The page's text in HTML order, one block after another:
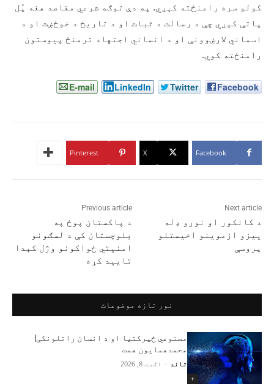
کولو سره رامنځته کېږي. په دې توګه شرعي مقاصد هغه پُل
پاتې کېږي چې د رسالت د ثبات او د تاریخ د خوځښت او د
اسماني لارښوونې او د انساني اجتهاد ترمنځ پیوستون
رامنځته کوي.
Facebook
Twitter
LinkedIn
E-mail
Facebook
X
Pinterest
Previous article
د پاکستان پوځ په
بلوچستان کې د لسګونو
امنیتي ځواکونو وژل کېدا
تایید کړه
Next article
د کانکور او نورو ډله
ییزو ازموینو اخیستلو
پروسې
نور تازه موضوعات
+
مصنوعي ځیرکتیا او د انسان راتلونکی|
محمدهمایون همت
تاند - اګست 8, 2026